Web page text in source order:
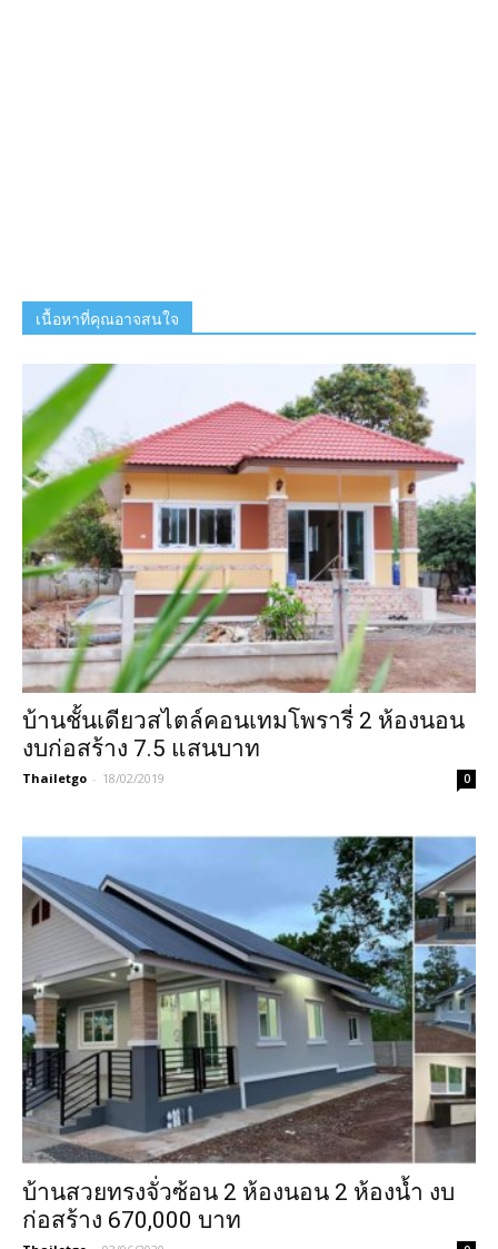
เนื้อหาที่คุณอาจสนใจ
บ้านชั้นเดียวสไตล์คอนเทมโพรารี่ 2 ห้องนอน
งบก่อสร้าง 7.5 แสนบาท
Thailetgo - 18/02/2019 0
บ้านสวยทรงจั่วซ้อน 2 ห้องนอน 2 ห้องน้ำ งบ
ก่อสร้าง 670,000 บาท